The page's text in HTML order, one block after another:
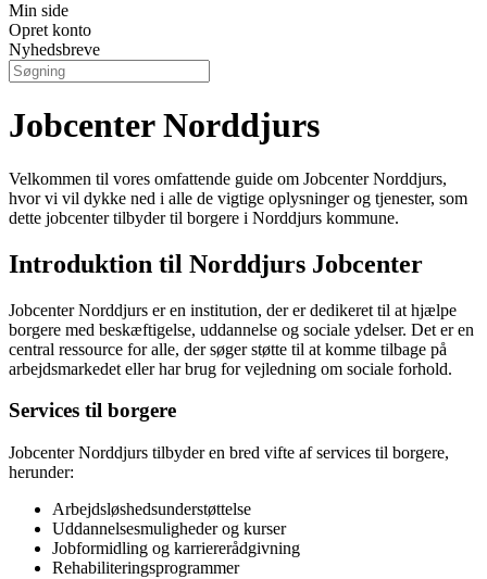
Min side
Opret konto
Nyhedsbreve
Jobcenter Norddjurs
Velkommen til vores omfattende guide om Jobcenter Norddjurs,
hvor vi vil dykke ned i alle de vigtige oplysninger og tjenester, som
dette jobcenter tilbyder til borgere i Norddjurs kommune.
Introduktion til Norddjurs Jobcenter
Jobcenter Norddjurs er en institution, der er dedikeret til at hjælpe
borgere med beskæftigelse, uddannelse og sociale ydelser. Det er en
central ressource for alle, der søger støtte til at komme tilbage på
arbejdsmarkedet eller har brug for vejledning om sociale forhold.
Services til borgere
Jobcenter Norddjurs tilbyder en bred vifte af services til borgere,
herunder:
Arbejdsløshedsunderstøttelse
Uddannelsesmuligheder og kurser
Jobformidling og karriererådgivning
Rehabiliteringsprogrammer